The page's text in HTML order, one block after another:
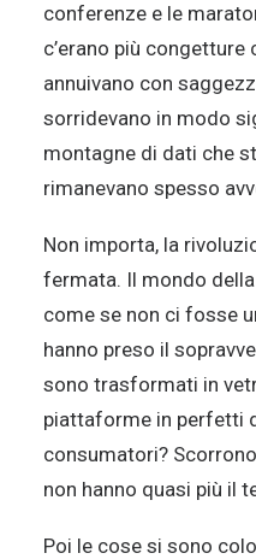
conferenze e le
c’erano più congetture
annuivano con
sorridevano in modo
montagne di dati che
rimanevano spesso
Non importa, la
fermata. Il mondo
come se non ci fosse
hanno preso il
sono trasformati in
piattaforme in perfetti
consumatori?
non hanno quasi più il
Poi le cose si sono